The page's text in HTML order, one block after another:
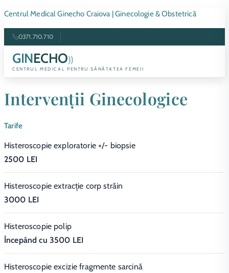
Centrul Medical Ginecho Craiova | Ginecologie & Obstetrică
0371.710.710
GINECHO))
CENTRUL MEDICAL PENTRU SĂNĂTATEA FEMEII
Intervenții Ginecologice
Tarife
Histeroscopie exploratorie +/- biopsie
2500 LEI
Histeroscopie extracție corp străin
3000 LEI
Histeroscopie polip
Începând cu 3500 LEI
Histeroscopie excizie fragmente sarcină